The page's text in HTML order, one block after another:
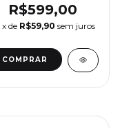
Montblanc
R$599,00
x de R$59,90 sem juros
COMPRAR